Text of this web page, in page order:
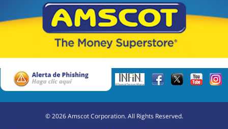
©2026Amscot Corporation. All Rights Reserved.